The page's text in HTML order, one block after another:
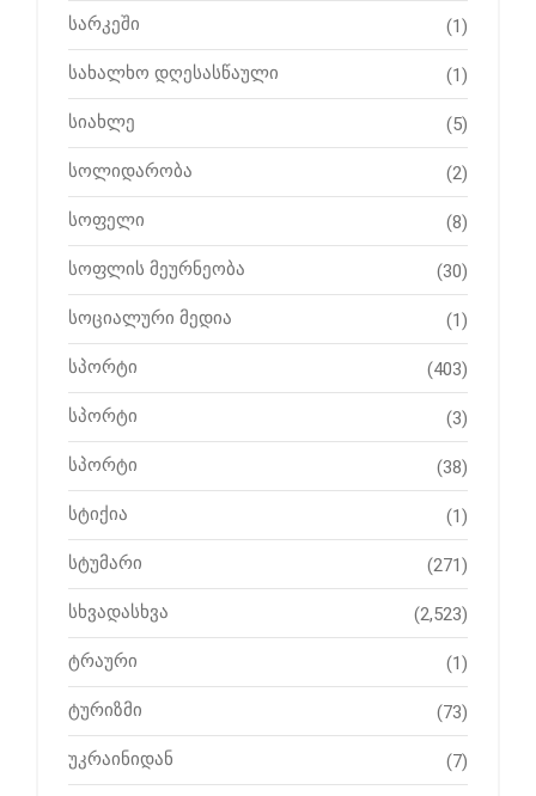
სარკეში (1)
სახალხო დღესასწაული (1)
სიახლე (5)
სოლიდარობა (2)
სოფელი (8)
სოფლის მეურნეობა (30)
სოციალური მედია (1)
სპორტი (403)
სპორტი (3)
სპორტი (38)
სტიქია (1)
სტუმარი (271)
სხვადასხვა (2,523)
ტრაური (1)
ტურიზმი (73)
უკრაინიდან (7)